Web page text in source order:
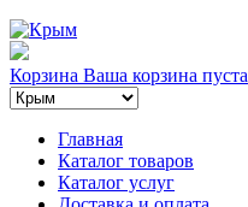
Корзина Ваша корзина пуста
Главная
Каталог товаров
Каталог услуг